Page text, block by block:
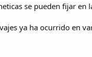
se pueden fijar
ya ha ocurrido en